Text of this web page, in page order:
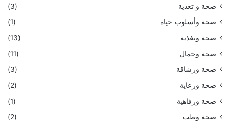
صحة و تغذية
(3)
صحة وأسلوب حياة
(1)
صحة وتغذية
(13)
صحة وجمال
(11)
صحة ورشاقة
(3)
صحة ورعاية
(2)
صحة ورفاهية
(1)
صحة وطب
(2)